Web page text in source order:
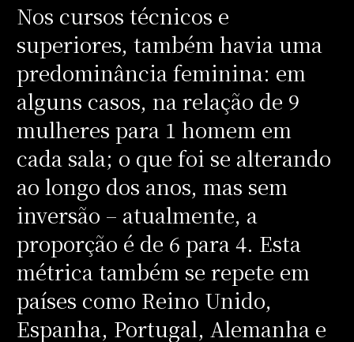
Nos cursos técnicos e
superiores, também havia uma
predominância feminina: em
alguns casos, na relação de 9
mulheres para 1 homem em
cada sala; o que foi se alterando
ao longo dos anos, mas sem
inversão – atualmente, a
proporção é de 6 para 4. Esta
métrica também se repete em
países como Reino Unido,
Espanha, Portugal, Alemanha e